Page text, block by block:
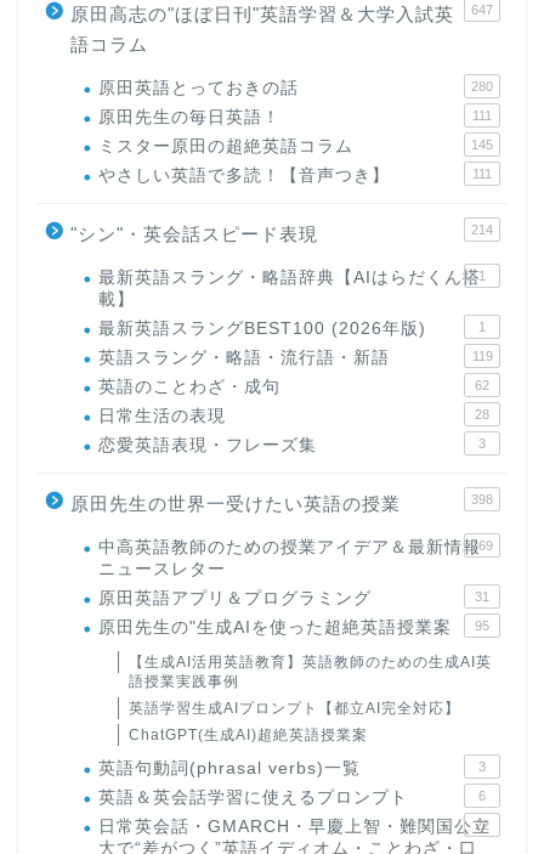
原田高志の"ほぼ日刊"英語学習＆大学入試英
語コラム
647
原田英語とっておきの話 280
原田先生の毎日英語！ 111
ミスター原田の超絶英語コラム 145
やさしい英語で多読！【音声つき】 111
"シン"・英会話スピード表現 214
最新英語スラング・略語辞典【AIはらだくん搭
載】
1
最新英語スラングBEST100 (2026年版) 1
英語スラング・略語・流行語・新語 119
英語のことわざ・成句 62
日常生活の表現 28
恋愛英語表現・フレーズ集 3
原田先生の世界一受けたい英語の授業 398
中高英語教師のための授業アイデア＆最新情報
ニュースレター
169
原田英語アプリ＆プログラミング 31
原田先生の"生成AIを使った超絶英語授業案 95
【生成AI活用英語教育】英語教師のための生成AI英
語授業実践事例
英語学習生成AIプロンプト【都立AI完全対応】
ChatGPT(生成AI)超絶英語授業案
英語句動詞(phrasal verbs)一覧 3
英語＆英会話学習に使えるプロンプト 6
日常英会話・GMARCH・早慶上智・難関国公立
大で“差がつく”英語イディオム・ことわざ・口
22